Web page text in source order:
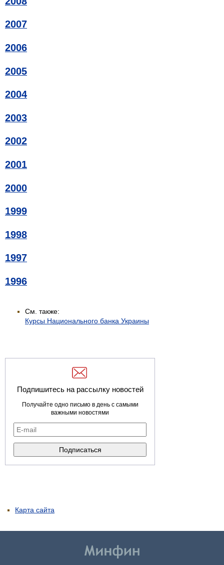
2007
2006
2005
2004
2003
2002
2001
2000
1999
1998
1997
1996
См. также:
Курсы Национального банка Украины
Подпишитесь на рассылку новостей
Получайте одно письмо в день с самыми
важными новостями
Карта сайта